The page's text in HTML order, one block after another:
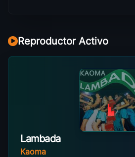
Reproductor Activo
Lambada
Kaoma